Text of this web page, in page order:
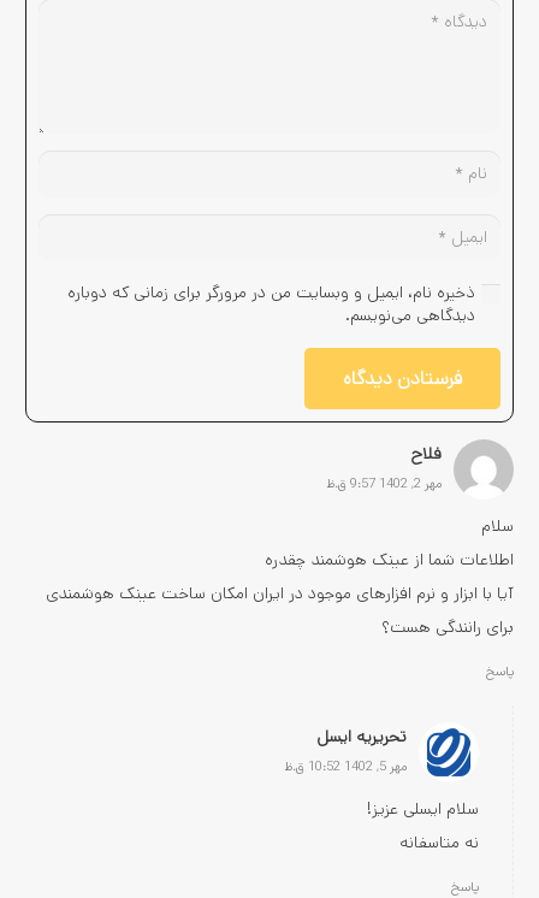
فلاح
مهر 2, 1402 9:57 ق.ظ
سلام
اطلاعات شما از عینک هوشمند چقدره
آیا با ابزار و نرم افزارهای موجود در ایران امکان ساخت عینک هوشمندی
برای رانندگی هست؟
پاسخ
تحریریه ایسل
مهر 5, 1402 10:52 ق.ظ
سلام ایسلی عزیز!
نه متاسفانه
پاسخ
ذخیره نام، ایمیل و وبسایت من در مرورگر برای زمانی که دوباره
دیدگاهی می‌نویسم.
فرستادن دیدگاه